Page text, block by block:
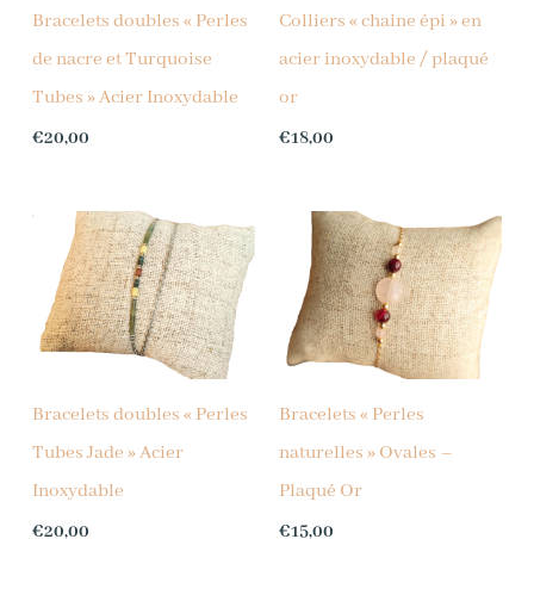
Bracelets doubles « Perles
de nacre et Turquoise
Tubes » Acier Inoxydable
€20,00
Colliers « chaine épi » en
acier inoxydable / plaqué
or
€18,00
Bracelets doubles « Perles
Tubes Jade » Acier
Inoxydable
€20,00
Bracelets « Perles
naturelles » Ovales –
Plaqué Or
€15,00